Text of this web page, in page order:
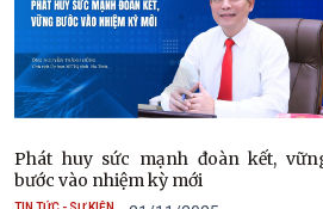
Phát huy sức mạnh đoàn kết,
bước vào nhiệm kỳ mới